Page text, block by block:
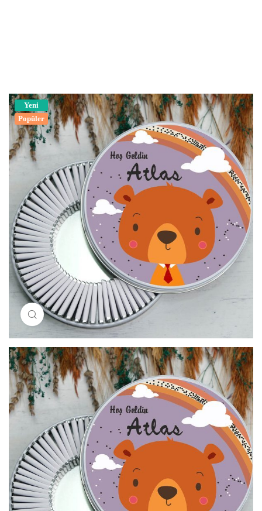
Yeni
Popüler
Resimi büyütmek için tıklayın